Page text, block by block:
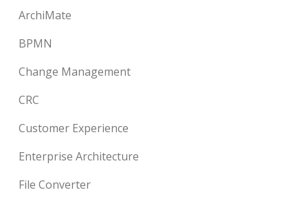
ArchiMate
BPMN
Change Management
CRC
Customer Experience
Enterprise Architecture
File Converter